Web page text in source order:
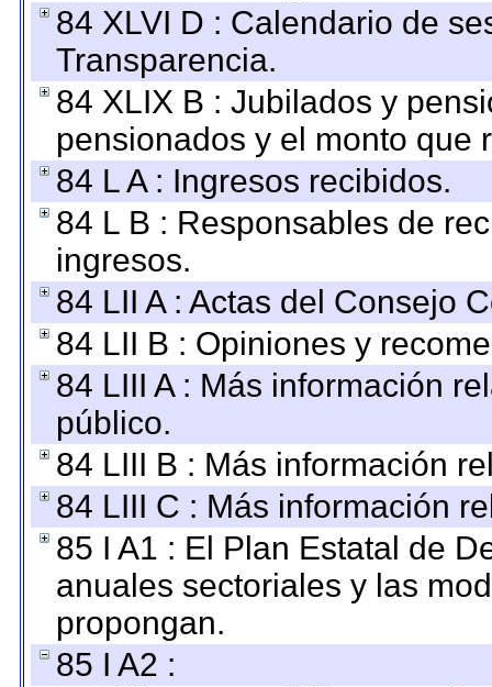
84 XLVI D : Calendario de
Transparencia.
84 XLIX B : Jubilados y
pensionados y el monto que
84 L A : Ingresos recibidos.
84 L B : Responsables de
ingresos.
84 LII A : Actas del Consejo
84 LII B : Opiniones y
84 LIII A : Más información
público.
84 LIII B : Más información
84 LIII C : Más información
85 I A1 : El Plan Estatal de
anuales sectoriales y las
propongan.
85 I A2 :